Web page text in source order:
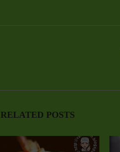
RELATED POSTS